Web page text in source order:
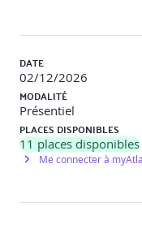
DATE
02/12/2026
MODALITÉ
Présentiel
PLACES DISPONIBLES
11 places disponibles
Me connecter à